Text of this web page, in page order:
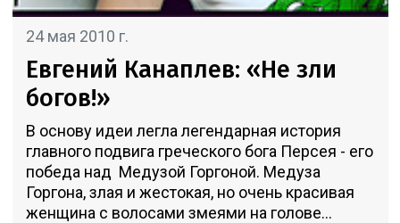
24 мая 2010 г.
Евгений Канаплев: «Не зли
богов!»
В основу идеи легла легендарная история
главного подвига греческого бога Персея - его
победа над Медузой Горгоной. Медуза
Горгона, злая и жестокая, но очень красивая
женщина с волосами змеями на голове...